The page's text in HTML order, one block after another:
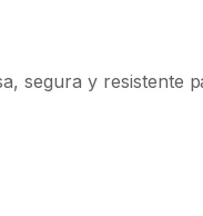
segura y resistente